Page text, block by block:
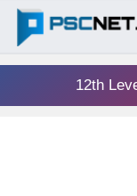
12th